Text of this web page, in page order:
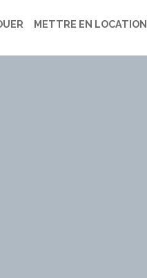
METTRE EN LOCATION